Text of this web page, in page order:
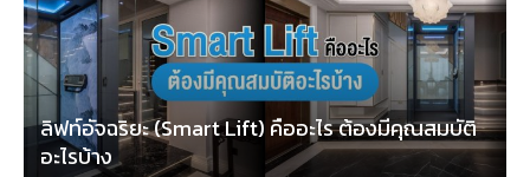
ลิฟท์อัจฉริยะ (Smart Lift) คืออะไร ต้องมีคุณสมบัติ
อะไรบ้าง